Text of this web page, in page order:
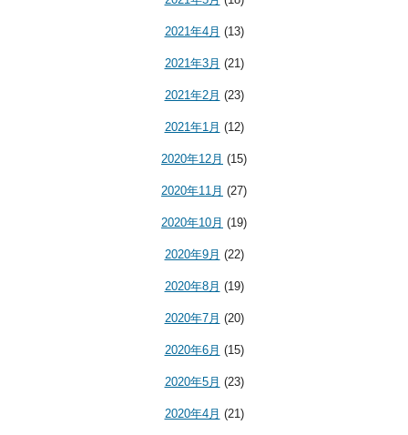
2021年4月 (13)
2021年3月 (21)
2021年2月 (23)
2021年1月 (12)
2020年12月 (15)
2020年11月 (27)
2020年10月 (19)
2020年9月 (22)
2020年8月 (19)
2020年7月 (20)
2020年6月 (15)
2020年5月 (23)
2020年4月 (21)